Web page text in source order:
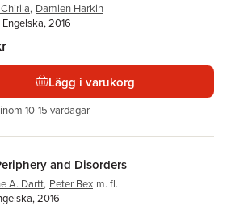
, Damien Harkin
2016
Lägg i varukorg
inom 10-15 vardagar
and Disorders
A. Dartt, Peter Bex m. fl.
2016